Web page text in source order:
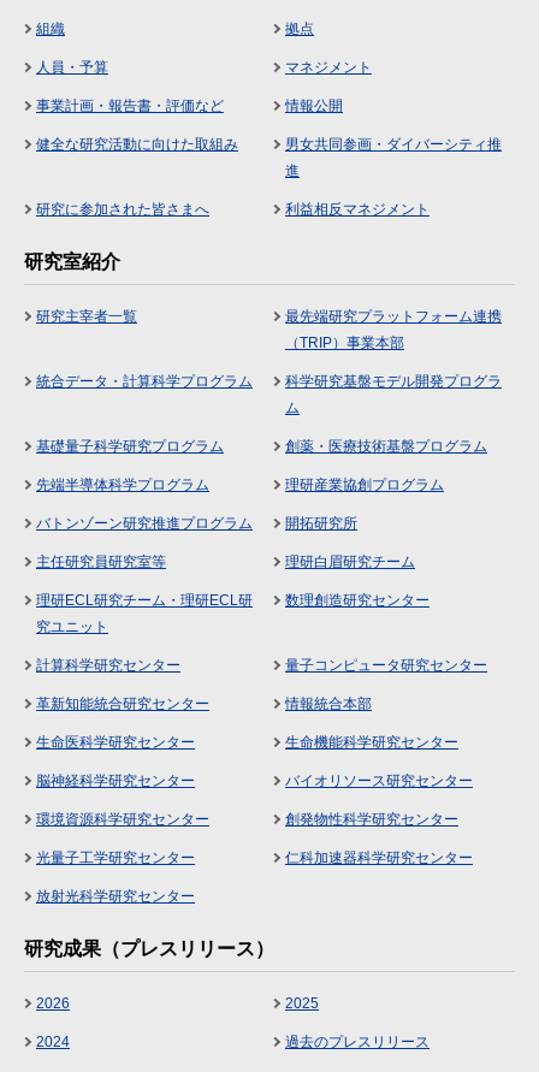
組織 拠点
人員・予算 マネジメント
事業計画・報告書・評価など 情報公開
健全な研究活動に向けた取組み
男女共同参画・ダイバーシティ推
進
研究に参加された皆さまへ 利益相反マネジメント
研究室紹介
研究主宰者一覧
最先端研究プラットフォーム連携
（TRIP）事業本部
統合データ・計算科学プログラム
科学研究基盤モデル開発プログラ
ム
基礎量子科学研究プログラム 創薬・医療技術基盤プログラム
先端半導体科学プログラム 理研産業協創プログラム
バトンゾーン研究推進プログラム 開拓研究所
主任研究員研究室等 理研白眉研究チーム
理研ECL研究チーム・理研ECL研
究ユニット
数理創造研究センター
計算科学研究センター 量子コンピュータ研究センター
革新知能統合研究センター 情報統合本部
生命医科学研究センター 生命機能科学研究センター
脳神経科学研究センター バイオリソース研究センター
環境資源科学研究センター 創発物性科学研究センター
光量子工学研究センター 仁科加速器科学研究センター
放射光科学研究センター
研究成果（プレスリリース）
2026 2025
2024 過去のプレスリリース